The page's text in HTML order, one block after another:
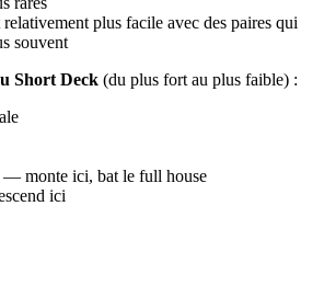
plus facile avec des paires qui
souvent
Short Deck (du plus fort au plus faible) :
— monte ici, bat le full house
ici